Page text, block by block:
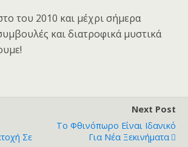
του 2010 και μέχρι σήμερα
και διατροφικά μυστικά
Σε
Next Post
Το Φθινόπωρο Είναι Ιδανικό
Για Νέα Ξεκινήματα